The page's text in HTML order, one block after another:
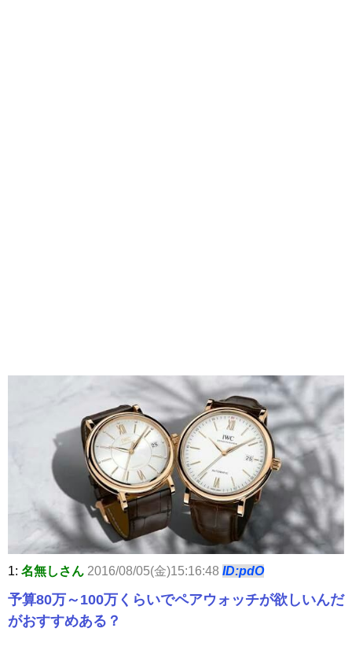
1: 名無しさん 2016/08/05(金)15:16:48 ID:pdO
予算80万～100万くらいでペアウォッチが欲しいんだ
がおすすめある？